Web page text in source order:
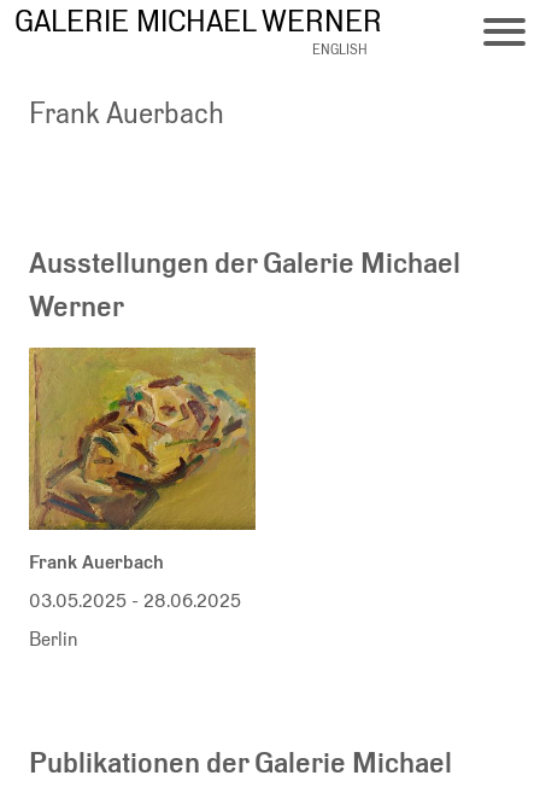
Direkt
GALERIE MICHAEL WERNER
ENGLISH
Frank Auerbach
Ausstellungen der Galerie Michael
Werner
Frank Auerbach
03.05.2025 - 28.06.2025
Berlin
Publikationen der Galerie Michael